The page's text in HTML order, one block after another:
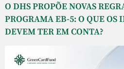
O DHS PROPÕE NOVAS
PROGRAMA EB-5: O QUE OS
DEVEM TER EM CONTA?